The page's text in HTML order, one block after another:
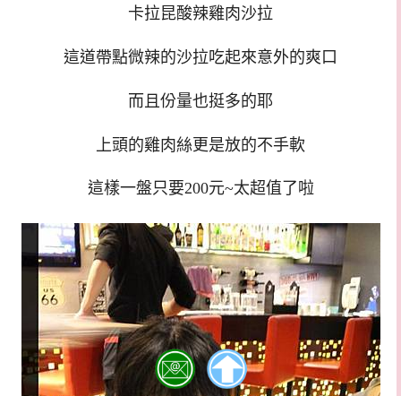
卡拉昆酸辣雞肉沙拉
這道帶點微辣的沙拉吃起來意外的爽口
而且份量也挺多的耶
上頭的雞肉絲更是放的不手軟
這樣一盤只要200元~太超值了啦